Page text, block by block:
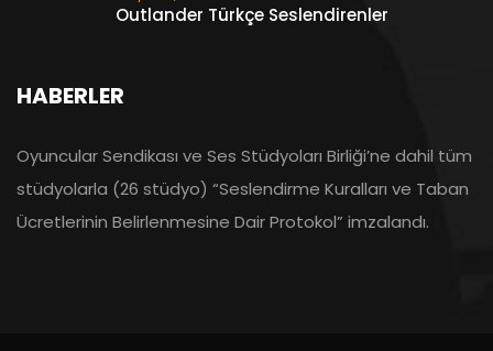
Outlander Türkçe Seslendirenler
HABERLER
Oyuncular Sendikası ve Ses Stüdyoları Birliği’ne dahil tüm
stüdyolarla (26 stüdyo) “Seslendirme Kuralları ve Taban
Ücretlerinin Belirlenmesine Dair Protokol” imzalandı.